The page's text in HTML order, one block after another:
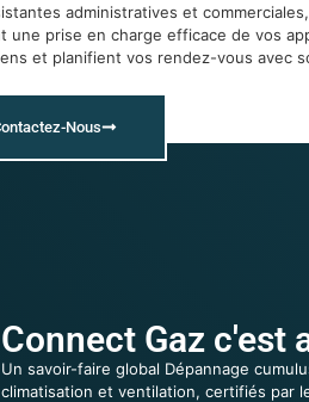
administratives et
une prise en charge efficace de vos
et planifient vos rendez-vous avec
Nous
Connect Gaz c'est
Un savoir-faire global Dépannage
climatisation et ventilation, certifiés par